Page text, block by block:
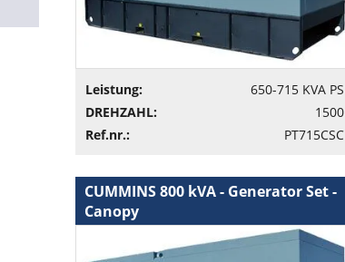
Leistung:
650-715 KVA PS
DREHZAHL:
1500
Ref.nr.:
PT715CSC
CUMMINS 800 kVA - Generator Set -
Canopy